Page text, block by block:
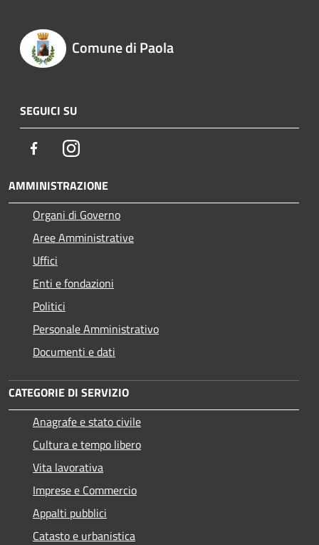
Comune di Paola
SEGUICI SU
FacebookInstagram
AMMINISTRAZIONE
Organi di Governo
Aree Amministrative
Uffici
Enti e fondazioni
Politici
Personale Amministrativo
Documenti e dati
CATEGORIE DI SERVIZIO
Anagrafe e stato civile
Cultura e tempo libero
Vita lavorativa
Imprese e Commercio
Appalti pubblici
Catasto e urbanistica